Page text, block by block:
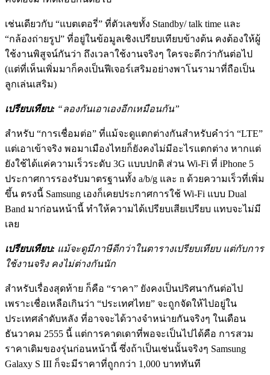
เช่นเดียวกับ “แบตเตอรี่” ที่ตัวเลขทั้ง Standby/ talk time และ
“กล้องถ่ายรูป” ที่อยู่ในข้อมูลเชิงเปรียบเทียบข้างต้น คงต้องให้ผู้
ใช้งานพิสูจน์กันว่า ถึงเวลาใช้งานจริงๆ ใครจะดีกว่ากันต่อไป
(แต่ที่เห็นเพิ่มมาก็คงเป็นฟีเจอร์เสริมอย่างพาโนรามาที่ถือเป็น
ลูกเล่นเสริม)
เปรียบเทียบ: “ลองกันเอาเองอีกเหมือนกัน”
สำหรับ “การเชื่อมต่อ” ที่แม้จะดูแตกต่างกันสำหรับคำว่า “LTE”
แต่เอาเข้าจริง พอมาเมืองไทยก็ยังคงไม่มีอะไรแตกต่าง หากแต่
ยังใช้ได้แค่ความเร็วระดับ 3G แบบปกติ ส่วน Wi-Fi ที่ iPhone 5
ประกาศการรองรับมาตรฐานทั้ง a/b/g และ n ด้วยความเร็วที่เพิ่ม
ขึ้น ตรงนี้ Samsung เองก็เคยประกาศการใช้ Wi-Fi แบบ Dual
Band มาก่อนหน้านี้ ทำให้ความได้เปรียบเสียเปรียบ แทบจะไม่มี
เลย
เปรียบเทียบ: แม้จะดูมีภาษีดีกว่าในตารางเปรียบเทียบ แต่กับการ
ใช้งานจริง คงไม่ต่างกันนัก
สำหรับเรื่องสุดท้าย ก็คือ “ราคา” ยังคงเป็นปริศนากันต่อไป
เพราะเชื่อเหลือเกินว่า “ประเทศไทย” จะถูกจัดให้ไปอยู่ใน
ประเทศลำดับหลัง ที่อาจจะได้วางจำหน่ายกันจริงๆ ในเดือน
ธันวาคม 2555 นี้ แต่การคาดเดาที่พอจะเป็นไปได้คือ การสวม
ราคาเดิมของรุ่นก่อนหน้านี้ ซึ่งถ้าเป็นเช่นนั้นจริงๆ Samsung
Galaxy S III ก็จะมีราคาที่ถูกกว่า 1,000 บาททันที